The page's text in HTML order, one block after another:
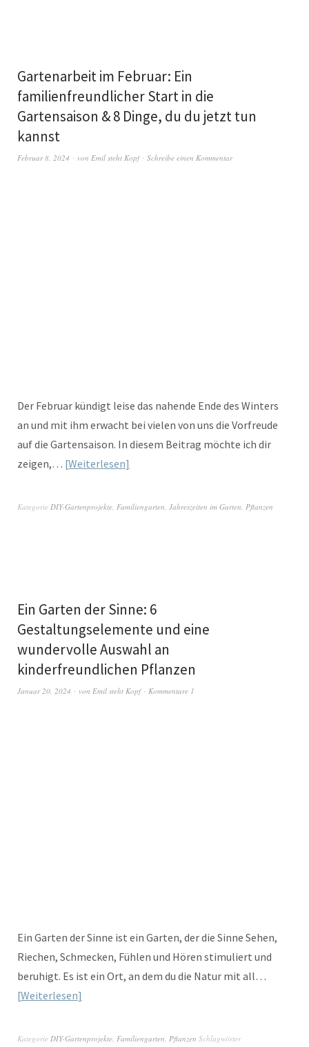
Gartenarbeit im Februar: Ein
familienfreundlicher Start in die
Gartensaison & 8 Dinge, du du jetzt tun
kannst
Februar 8, 2024 von Emil steht Kopf Schreibe einen Kommentar
Der Februar kündigt leise das nahende Ende des Winters
an und mit ihm erwacht bei vielen von uns die Vorfreude
auf die Gartensaison. In diesem Beitrag möchte ich dir
zeigen,… Weiterlesen
Kategorie DIY-Gartenprojekte, Familiengarten, Jahreszeiten im Garten, Pflanzen
Ein Garten der Sinne: 6
Gestaltungselemente und eine
wundervolle Auswahl an
kinderfreundlichen Pflanzen
Januar 20, 2024 von Emil steht Kopf Kommentare 1
Ein Garten der Sinne ist ein Garten, der die Sinne Sehen,
Riechen, Schmecken, Fühlen und Hören stimuliert und
beruhigt. Es ist ein Ort, an dem du die Natur mit all…
Weiterlesen
Kategorie DIY-Gartenprojekte Familiengarten Pflanzen Schlagwörter